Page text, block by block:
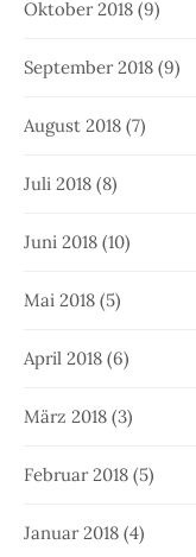
Oktober 2018 (9)
September 2018 (9)
August 2018 (7)
Juli 2018 (8)
Juni 2018 (10)
Mai 2018 (5)
April 2018 (6)
März 2018 (3)
Februar 2018 (5)
Januar 2018 (4)